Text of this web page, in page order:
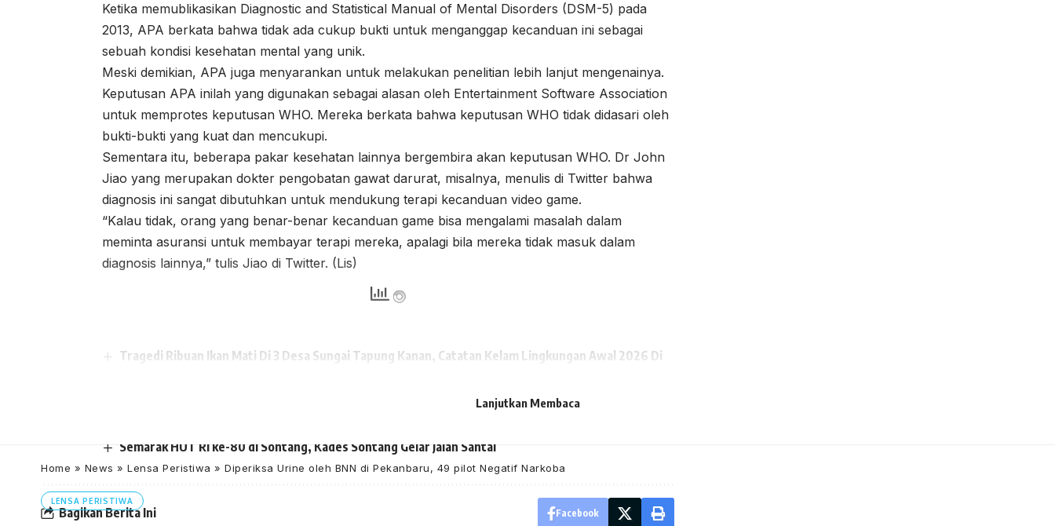
Ketika memublikasikan Diagnostic and Statistical Manual of Mental Disorders (DSM-5) pada
2013, APA berkata bahwa tidak ada cukup bukti untuk menganggap kecanduan ini sebagai
sebuah kondisi kesehatan mental yang unik.
Meski demikian, APA juga menyarankan untuk melakukan penelitian lebih lanjut mengenainya.
Keputusan APA inilah yang digunakan sebagai alasan oleh Entertainment Software Association
untuk memprotes keputusan WHO. Mereka berkata bahwa keputusan WHO tidak didasari oleh
bukti-bukti yang kuat dan mencukupi.
Sementara itu, beberapa pakar kesehatan lainnya bergembira akan keputusan WHO. Dr John
Jiao yang merupakan dokter pengobatan gawat darurat, misalnya, menulis di Twitter bahwa
diagnosis ini sangat dibutuhkan untuk mendukung terapi kecanduan video game.
“Kalau tidak, orang yang benar-benar kecanduan game bisa mengalami masalah dalam
meminta asuransi untuk membayar terapi mereka, apalagi bila mereka tidak masuk dalam
diagnosis lainnya,” tulis Jiao di Twitter. (Lis)
Tragedi Ribuan Ikan Mati Di 3 Desa Sungai Tapung Kanan, Catatan Kelam Lingkungan Awal 2026 Di
Semarak HUT RI ke-80 di Sontang, Kades Sontang Gelar Jalan Santai
Bagikan Berita Ini Facebook
Lanjutkan Membaca
Home » News » Lensa Peristiwa » Diperiksa Urine oleh BNN di Pekanbaru, 49 pilot Negatif Narkoba
LENSA PERISTIWA